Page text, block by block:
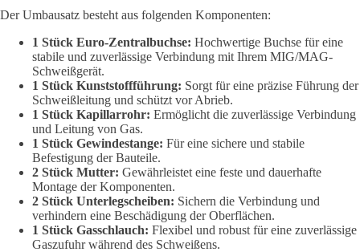
Der Umbausatz besteht aus folgenden Komponenten:
1 Stück Euro-Zentralbuchse: Hochwertige Buchse für eine
stabile und zuverlässige Verbindung mit Ihrem MIG/MAG-
Schweißgerät.
1 Stück Kunststoffführung: Sorgt für eine präzise Führung der
Schweißleitung und schützt vor Abrieb.
1 Stück Kapillarrohr: Ermöglicht die zuverlässige Verbindung
und Leitung von Gas.
1 Stück Gewindestange: Für eine sichere und stabile
Befestigung der Bauteile.
2 Stück Mutter: Gewährleistet eine feste und dauerhafte
Montage der Komponenten.
2 Stück Unterlegscheiben: Sichern die Verbindung und
verhindern eine Beschädigung der Oberflächen.
1 Stück Gasschlauch: Flexibel und robust für eine zuverlässige
Gaszufuhr während des Schweißens.